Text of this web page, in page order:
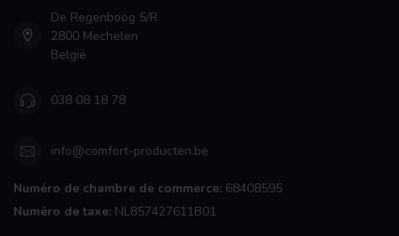
De Regenboog 5/R
2800 Mechelen
België
038 08 18 78
info@comfort-producten.be
Numéro de chambre de commerce: 68408595
Numéro de taxe: NL857427611B01